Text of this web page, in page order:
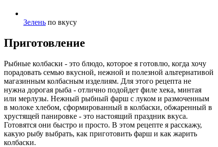
Зелень по вкусу
Приготовление
Рыбные колбаски - это блюдо, которое я готовлю, когда хочу
порадовать семью вкусной, нежной и полезной альтернативой
магазинным колбасным изделиям. Для этого рецепта не
нужна дорогая рыба - отлично подойдет филе хека, минтая
или мерлузы. Нежный рыбный фарш с луком и размоченным
в молоке хлебом, сформированный в колбаски, обжаренный в
хрустящей панировке - это настоящий праздник вкуса.
Готовятся они быстро и просто. В этом рецепте я расскажу,
какую рыбу выбрать, как приготовить фарш и как жарить
колбаски.